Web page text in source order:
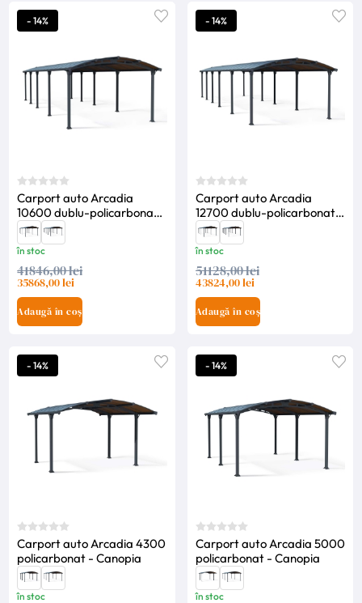
- 14%
Carport auto Arcadia
10600 dublu-policarbonat -
Canopia
în stoc
41846,00 lei
35868,00 lei
Adaugă în coș
- 14%
Carport auto Arcadia
12700 dublu-policarbonat -
Canopia
în stoc
51128,00 lei
43824,00 lei
Adaugă în coș
- 14%
Carport auto Arcadia 4300
policarbonat - Canopia
în stoc
- 14%
Carport auto Arcadia 5000
policarbonat - Canopia
în stoc